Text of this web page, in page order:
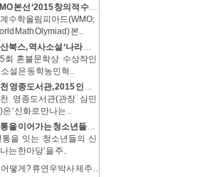
WMO 본선 ‘2015 창의적 수학토론대회(CMDF)’ 서울대에서 개최
수학올림피아드(WMO;
Math Olymiad) 본..
다산북스, 역사소설 ‘나라 없는 나라’ 출간
회 혼불문학상 수상작인
소설은 동학농민혁..
인천 영종도서관, 2015 인문학 강연 ‘신화로 만나는 인문학’ 운영
영종도서관(관장 심민
은 ‘신화로 만나는 ..
전통을 이어가는 청소년들의 한마당 ‘전국 청소년 전통문화 경연대회’ 성료
통을 잇는 청소년들의 신
는 한마당’을 주..
초,중학 수학교육 어떻게? 류연우박사 제주초청 강연회